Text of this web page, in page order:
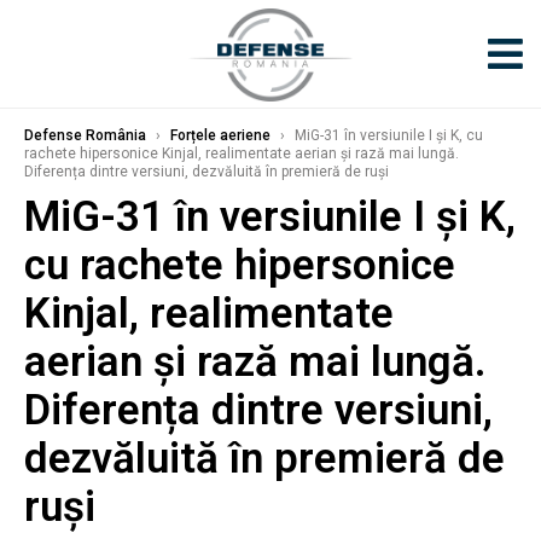
Defense România › Forțele aeriene ›
MiG-31 în versiunile I și K, cu
rachete hipersonice Kinjal, realimentate aerian și rază mai lungă.
Diferența dintre versiuni, dezvăluită în premieră de ruși
MiG-31 în versiunile I și K,
cu rachete hipersonice
Kinjal, realimentate
aerian și rază mai lungă.
Diferența dintre versiuni,
dezvăluită în premieră de
ruși